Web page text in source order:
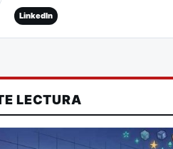
LinkedIn
LECTURA